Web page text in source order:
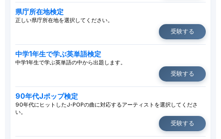
県庁所在地検定
正しい県庁所在地を選択してください。
受験する
中学1年生で学ぶ英単語検定
中学1年生で学ぶ英単語の中から出題します。
受験する
90年代Jポップ検定
90年代にヒットしたJ-POPの曲に対応するアーティストを選択してくださ
い。
受験する